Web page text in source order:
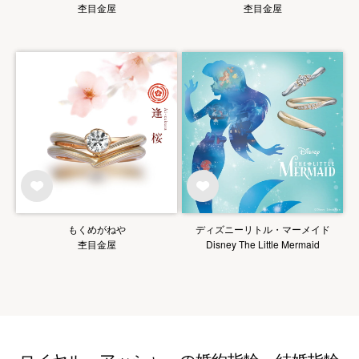
杢目金屋 杢目金屋
もくめがねや
杢目金屋
ディズニーリトル・マーメイド
Disney The Little Mermaid